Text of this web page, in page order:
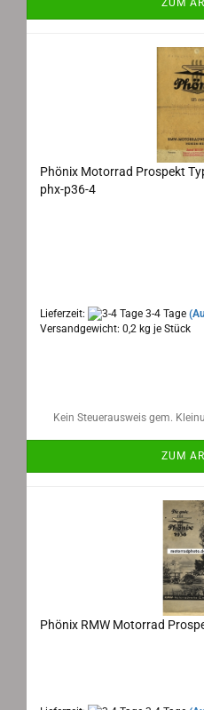
Phönix Motorrad Prospekt
phx-p36-4
Lieferzeit: 3-4 Tage
Versandgewicht: 0,2 kg je Stück
Kein Steuerausweis gem.
ZUM
Phönix RMW Motorrad